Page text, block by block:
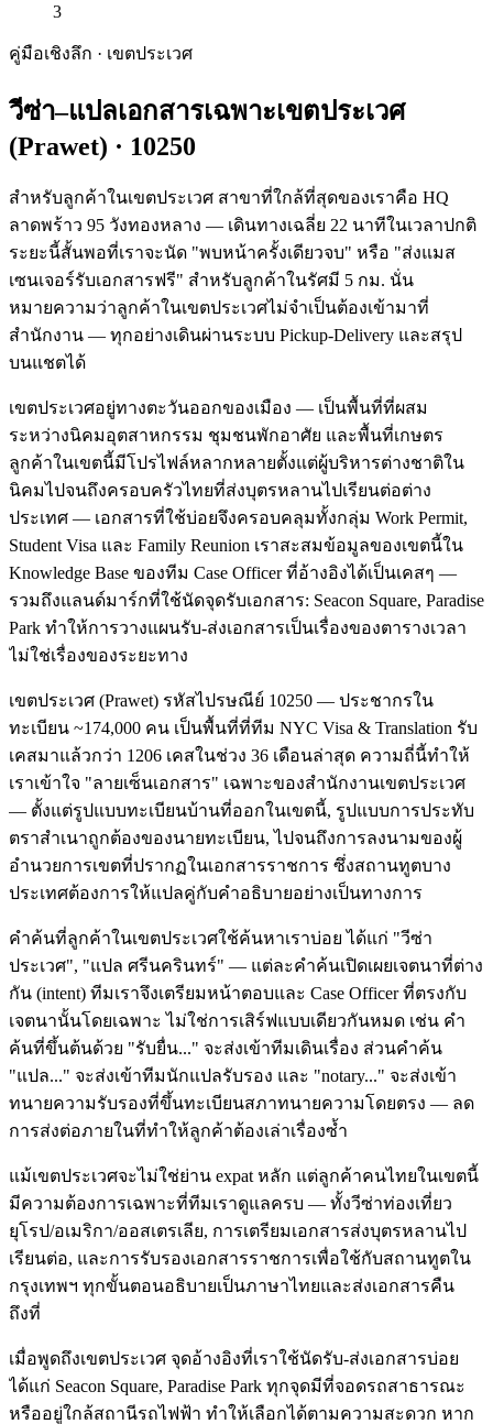
3
คู่มือเชิงลึก · เขตประเวศ
วีซ่า–แปลเอกสารเฉพาะเขตประเวศ
(Prawet) · 10250
สำหรับลูกค้าในเขตประเวศ สาขาที่ใกล้ที่สุดของเราคือ HQ
ลาดพร้าว 95 วังทองหลาง — เดินทางเฉลี่ย 22 นาทีในเวลาปกติ
ระยะนี้สั้นพอที่เราจะนัด "พบหน้าครั้งเดียวจบ" หรือ "ส่งแมส
เซนเจอร์รับเอกสารฟรี" สำหรับลูกค้าในรัศมี 5 กม. นั่น
หมายความว่าลูกค้าในเขตประเวศไม่จำเป็นต้องเข้ามาที่
สำนักงาน — ทุกอย่างเดินผ่านระบบ Pickup-Delivery และสรุป
บนแชตได้
เขตประเวศอยู่ทางตะวันออกของเมือง — เป็นพื้นที่ที่ผสม
ระหว่างนิคมอุตสาหกรรม ชุมชนพักอาศัย และพื้นที่เกษตร
ลูกค้าในเขตนี้มีโปรไฟล์หลากหลายตั้งแต่ผู้บริหารต่างชาติใน
นิคมไปจนถึงครอบครัวไทยที่ส่งบุตรหลานไปเรียนต่อต่าง
ประเทศ — เอกสารที่ใช้บ่อยจึงครอบคลุมทั้งกลุ่ม Work Permit,
Student Visa และ Family Reunion เราสะสมข้อมูลของเขตนี้ใน
Knowledge Base ของทีม Case Officer ที่อ้างอิงได้เป็นเคสๆ —
รวมถึงแลนด์มาร์กที่ใช้นัดจุดรับเอกสาร: Seacon Square, Paradise
Park ทำให้การวางแผนรับ-ส่งเอกสารเป็นเรื่องของตารางเวลา
ไม่ใช่เรื่องของระยะทาง
เขตประเวศ (Prawet) รหัสไปรษณีย์ 10250 — ประชากรใน
ทะเบียน ~174,000 คน เป็นพื้นที่ที่ทีม NYC Visa & Translation รับ
เคสมาแล้วกว่า 1206 เคสในช่วง 36 เดือนล่าสุด ความถี่นี้ทำให้
เราเข้าใจ "ลายเซ็นเอกสาร" เฉพาะของสำนักงานเขตประเวศ
— ตั้งแต่รูปแบบทะเบียนบ้านที่ออกในเขตนี้, รูปแบบการประทับ
ตราสำเนาถูกต้องของนายทะเบียน, ไปจนถึงการลงนามของผู้
อำนวยการเขตที่ปรากฏในเอกสารราชการ ซึ่งสถานทูตบาง
ประเทศต้องการให้แปลคู่กับคำอธิบายอย่างเป็นทางการ
คำค้นที่ลูกค้าในเขตประเวศใช้ค้นหาเราบ่อย ได้แก่ "วีซ่า
ประเวศ", "แปล ศรีนครินทร์" — แต่ละคำค้นเปิดเผยเจตนาที่ต่าง
กัน (intent) ทีมเราจึงเตรียมหน้าตอบและ Case Officer ที่ตรงกับ
เจตนานั้นโดยเฉพาะ ไม่ใช่การเสิร์ฟแบบเดียวกันหมด เช่น คำ
ค้นที่ขึ้นต้นด้วย "รับยื่น..." จะส่งเข้าทีมเดินเรื่อง ส่วนคำค้น
"แปล..." จะส่งเข้าทีมนักแปลรับรอง และ "notary..." จะส่งเข้า
ทนายความรับรองที่ขึ้นทะเบียนสภาทนายความโดยตรง — ลด
การส่งต่อภายในที่ทำให้ลูกค้าต้องเล่าเรื่องซ้ำ
แม้เขตประเวศจะไม่ใช่ย่าน expat หลัก แต่ลูกค้าคนไทยในเขตนี้
มีความต้องการเฉพาะที่ทีมเราดูแลครบ — ทั้งวีซ่าท่องเที่ยว
ยุโรป/อเมริกา/ออสเตรเลีย, การเตรียมเอกสารส่งบุตรหลานไป
เรียนต่อ, และการรับรองเอกสารราชการเพื่อใช้กับสถานทูตใน
กรุงเทพฯ ทุกขั้นตอนอธิบายเป็นภาษาไทยและส่งเอกสารคืน
ถึงที่
เมื่อพูดถึงเขตประเวศ จุดอ้างอิงที่เราใช้นัดรับ-ส่งเอกสารบ่อย
ได้แก่ Seacon Square, Paradise Park ทุกจุดมีที่จอดรถสาธารณะ
หรืออยู่ใกล้สถานีรถไฟฟ้า ทำให้เลือกได้ตามความสะดวก หาก